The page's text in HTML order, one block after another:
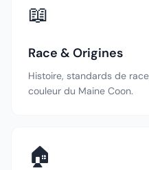
📖
Race & Origines
Histoire, standards de
couleur du Maine Coon.
🏠